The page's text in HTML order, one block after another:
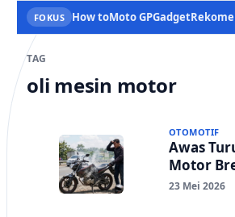
FOKUS How toMoto GPGadget
TAG
oli mesin motor
OTOMOTIF
Awas
Motor
23 Mei 2026